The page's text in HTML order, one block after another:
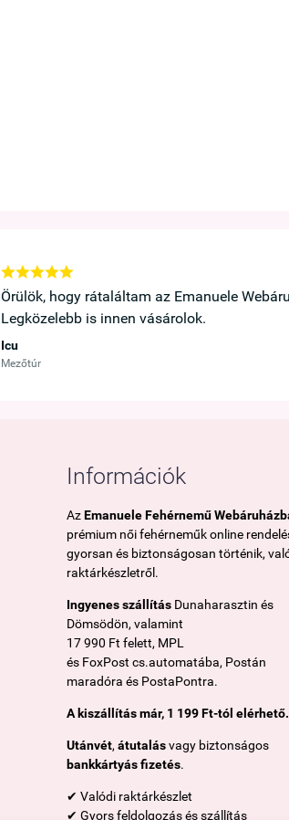

Örülök, hogy rátaláltam az Emanuele
Legközelebb is innen vásárolok.
Icu
Mezőtúr
Információk
AzEmanuele Fehérnemű
prémium női fehérneműk online
gyorsan és biztonságosan történik,
raktárkészletről.
Ingyenes szállítás Dunaharasztin és
Dömsödön, valamint
17 990 Ft felett, MPL
és FoxPost cs.automatába, Postán
maradóra és PostaPontra.
A kiszállítás már, 1 199 Ft-tól elérhető.
Utánvét, átutalásvagy biztonságos
bankkártyás fizetés.
✔ Valódi raktárkészlet
✔ Gyors feldolgozás és szállítás